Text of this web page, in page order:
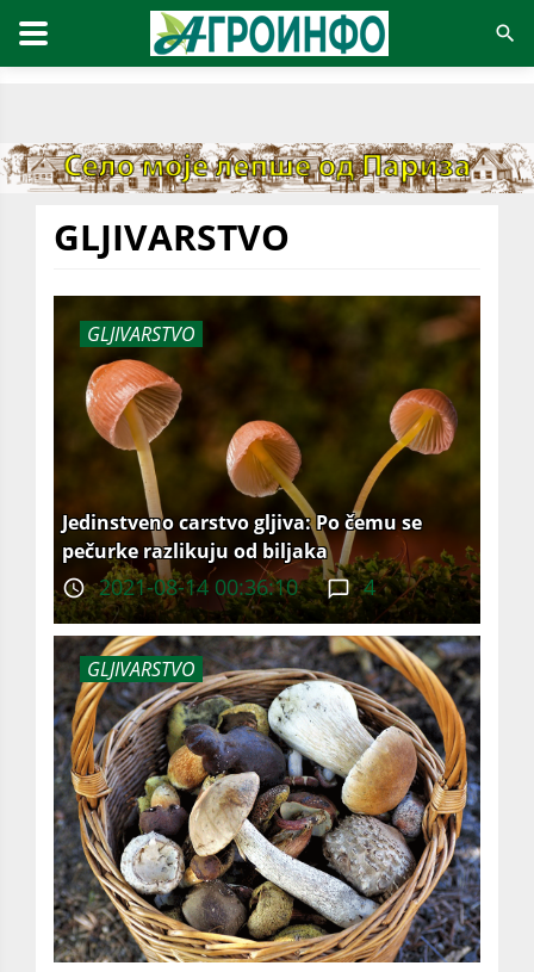
GLJIVARSTVO
GLJIVARSTVO
Jedinstveno carstvo gljiva: Po čemu se
pečurke razlikuju od biljaka
2021-08-14 00:36:10 4
GLJIVARSTVO